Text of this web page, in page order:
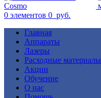
0 элементов 0 руб.
Главная
Аппараты
Лазеры
Расходные материалы
Акции
Обучение
О нас